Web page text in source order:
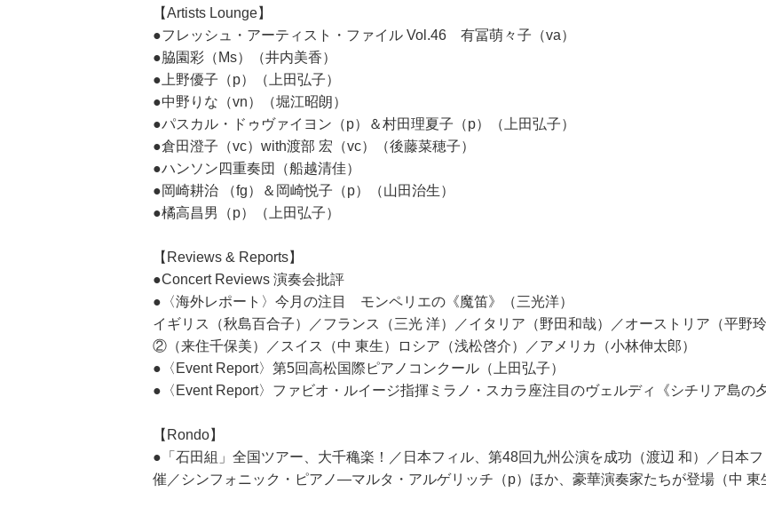
【Artists Lounge】
●フレッシュ・アーティスト・ファイル Vol.46 有冨萌々子（va）
●脇園彩（Ms）（井内美香）
●上野優子（p）（上田弘子）
●中野りな（vn）（堀江昭朗）
●パスカル・ドゥヴァイヨン（p）＆村田理夏子（p）（上田弘子）
●倉田澄子（vc）with渡部 宏（vc）（後藤菜穂子）
●ハンソン四重奏団（船越清佳）
●岡崎耕治 （fg）＆岡崎悦子（p）（山田治生）
●橘高昌男（p）（上田弘子）
【Reviews & Reports】
●Concert Reviews 演奏会批評
●〈海外レポート〉今月の注目 モンペリエの《魔笛》（三光洋）
イギリス（秋島百合子）／フランス（三光 洋）／イタリア（野田和哉）／オーストリア（平野
②（来住千保美）／スイス（中 東生）ロシア（浅松啓介）／アメリカ（小林伸太郎）
●〈Event Report〉第5回高松国際ピアノコンクール（上田弘子）
●〈Event Report〉ファビオ・ルイージ指揮ミラノ・スカラ座注目のヴェルディ《シチリア島の
【Rondo】
●「石田組」全国ツアー、大千穐楽！／日本フィル、第48回九州公演を成功（渡辺 和）／日本
催／シンフォニック・ピアノ―マルタ・アルゲリッチ（p）ほか、豪華演奏家たちが登場（中 東